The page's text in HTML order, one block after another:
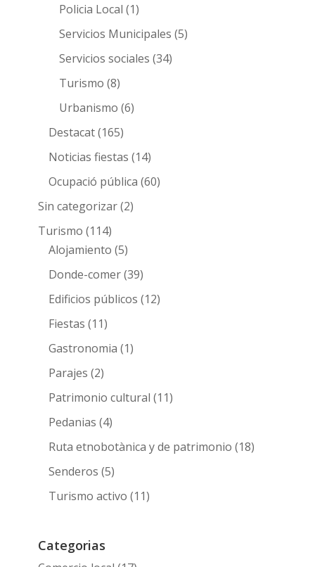
Policia Local (1)
Servicios Municipales (5)
Servicios sociales (34)
Turismo (8)
Urbanismo (6)
Destacat(165)
Noticias fiestas (14)
Ocupació pública (60)
Sin categorizar(2)
Turismo (114)
Alojamiento (5)
Donde-comer(39)
Edificios públicos (12)
Fiestas (11)
Gastronomia (1)
Parajes (2)
Patrimonio cultural (11)
Pedanias (4)
Ruta etnobotànica y de patrimonio (18)
Senderos (5)
Turismo activo (11)
Categorias